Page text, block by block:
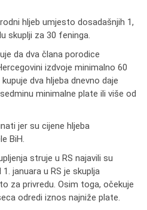
hljeb umjesto dosadašnjih 1,
skuplji za 30 feninga.
da dva člana porodice
izdvoje minimalno 60
dva hljeba dnevno daje
minimalne plate ili više od
jer su cijene hljeba
BiH.
struje u RS najavili su
januara u RS je skuplja
za privredu. Osim toga, očekuje
odredi iznos najniže plate.